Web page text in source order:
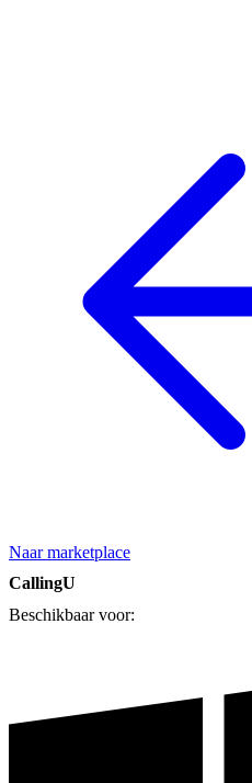
Naar marketplace
CallingU
Beschikbaar voor: